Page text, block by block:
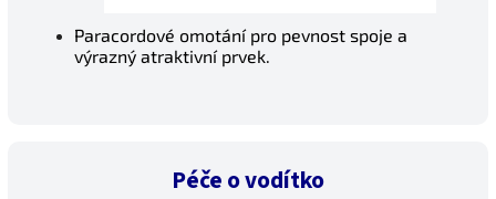
Paracordové omotání pro pevnost spoje a
výrazný atraktivní prvek.
Péče o vodítko